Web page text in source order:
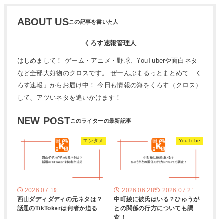
ABOUT US
くろす速報管理人
はじめまして！ ゲーム・アニメ・野球、YouTuberや面白ネタ
など全部大好物のクロスです。 ぜーんぶまるっとまとめて「く
ろす速報」からお届け中！ 今日も情報の海をくろす（クロス）
して、アツいネタを追いかけます！
NEW POST
エンタメ
2026.07.19
西山ダディダディの元ネタは？
話題のTikTokerは何者か迫る
YouTube
2026.06.28 2026.07.21
中町綾に彼氏はいる？ひゅうが
との関係の行方についても調
査！